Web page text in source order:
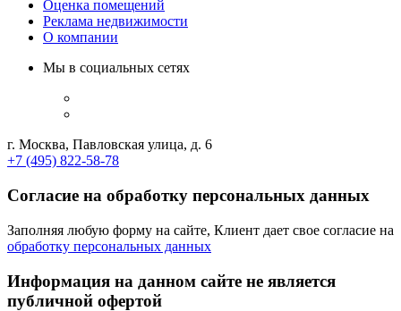
Оценка помещений
Реклама недвижимости
О компании
Мы в социальных сетях
г. Москва, Павловская улица, д. 6
+7 (495) 822-58-78
Согласие на обработку персональных данных
Заполняя любую форму на сайте, Клиент дает свое согласие на
обработку персональных данных
Информация на данном сайте не является
публичной офертой